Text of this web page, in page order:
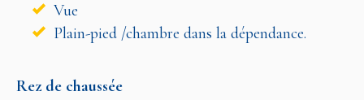
Vue
Plain-pied /chambre dans la dépendance.
Rez de chaussée